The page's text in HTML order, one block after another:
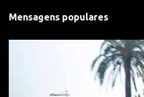
Mensagens populares